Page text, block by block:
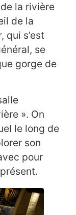
la rivière
de la
qui s’est
se
gorge de
». On
le long de
son
pour